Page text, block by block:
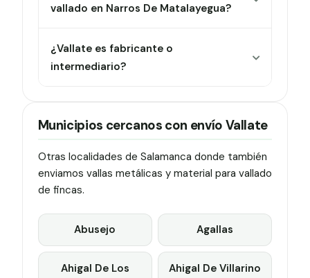
vallado en Narros De Matalayegua?
¿Vallate es fabricante o
intermediario?
Municipios cercanos con envío Vallate
Otras localidades de Salamanca donde también
enviamos vallas metálicas y material para vallado
de fincas.
Abusejo Agallas
Ahigal De Los
Ahigal De Villarino